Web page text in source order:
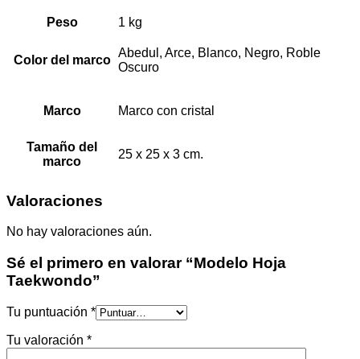
Peso 1 kg
Color del marco
Abedul, Arce, Blanco, Negro, Roble
Oscuro
Marco Marco con cristal
Tamaño del
marco
25 x 25 x 3 cm.
Valoraciones
No hay valoraciones aún.
Sé el primero en valorar “Modelo Hoja
Taekwondo”
Tu puntuación *
Tu valoración *